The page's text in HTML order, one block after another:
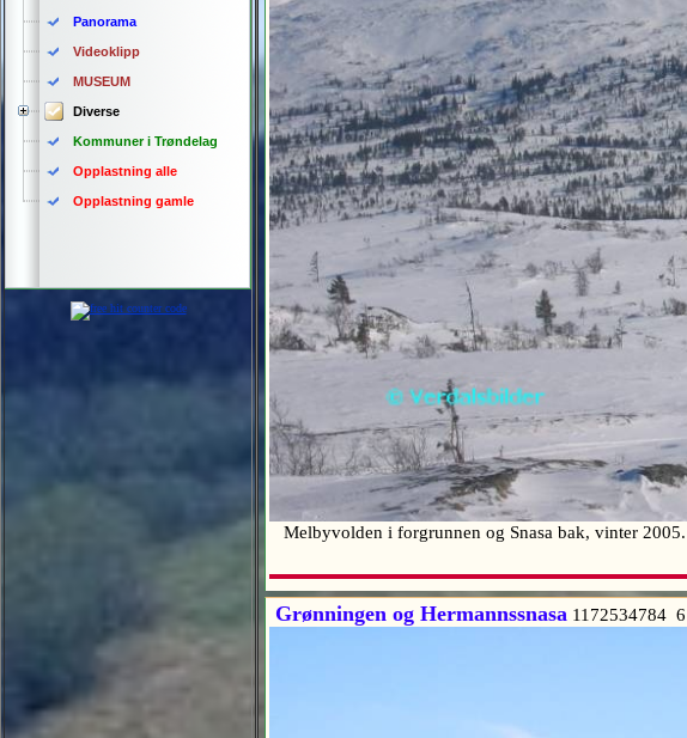
Panorama
Videoklipp
MUSEUM
Diverse
Kommuner i Trøndelag
Opplastning alle
Opplastning gamle
Melbyvolden i forgrunnen og Snasa bak, vinter
Grønningen og Hermannssnasa 1172534784 6